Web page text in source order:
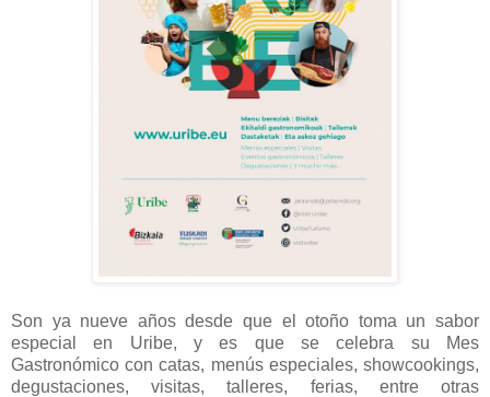
Son ya nueve años desde que el otoño toma un sabor
especial en Uribe, y es que se celebra su Mes
Gastronómico con catas, menús especiales, showcookings,
degustaciones, visitas, talleres, ferias, entre otras